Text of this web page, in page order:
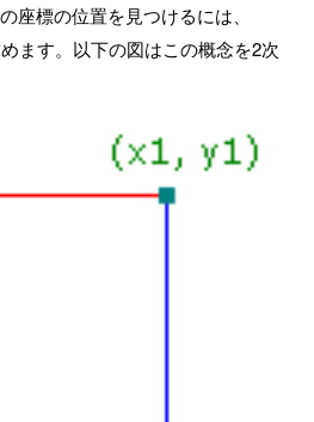
座標の位置を見つけるには、
ます。以下の図はこの概念を2次